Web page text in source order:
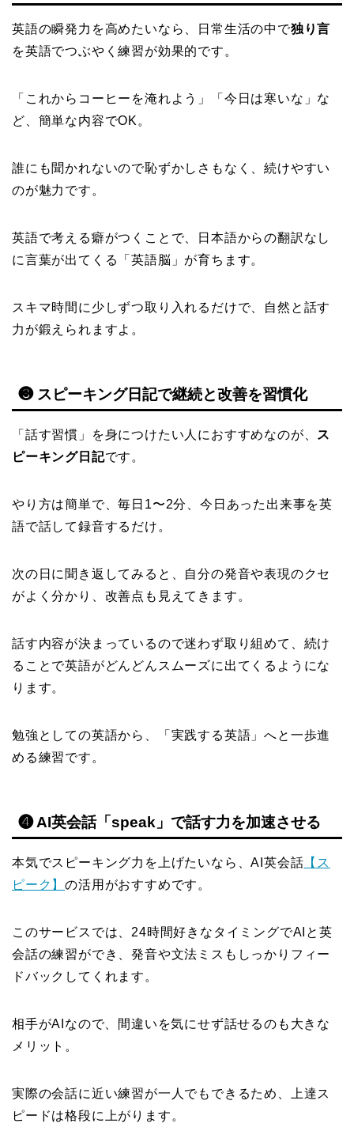
英語の瞬発力を高めたいなら、日常生活の中で独り言
を英語でつぶやく練習が効果的です。
「これからコーヒーを淹れよう」「今日は寒いな」な
ど、簡単な内容でOK。
誰にも聞かれないので恥ずかしさもなく、続けやすい
のが魅力です。
英語で考える癖がつくことで、日本語からの翻訳なし
に言葉が出てくる「英語脳」が育ちます。
スキマ時間に少しずつ取り入れるだけで、自然と話す
力が鍛えられますよ。
❸ スピーキング日記で継続と改善を習慣化
「話す習慣」を身につけたい人におすすめなのが、 ス
ピーキング日記です。
やり方は簡単で、毎日1〜2分、今日あった出来事を英
語で話して録音するだけ。
次の日に聞き返してみると、自分の発音や表現のクセ
がよく分かり、改善点も見えてきます。
話す内容が決まっているので迷わず取り組めて、続け
ることで英語がどんどんスムーズに出てくるようにな
ります。
勉強としての英語から、「実践する英語」へと一歩進
める練習です。
❹ AI英会話「speak」で話す力を加速させる
本気でスピーキング力を上げたいなら、AI英会話 【ス
ピーク】の活用がおすすめです。
このサービスでは、24時間好きなタイミングでAIと英
会話の練習ができ、発音や文法ミスもしっかりフィー
ドバックしてくれます。
相手がAIなので、間違いを気にせず話せるのも大きな
メリット。
実際の会話に近い練習が一人でもできるため、上達ス
ピードは格段に上がります。